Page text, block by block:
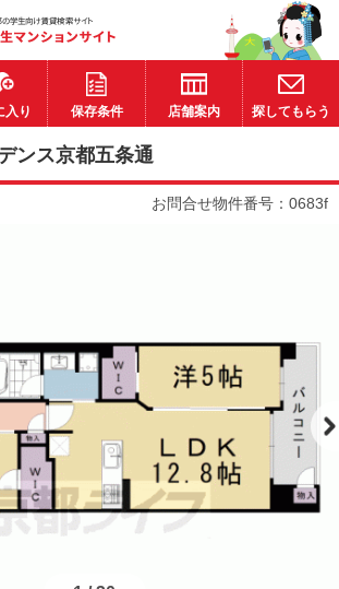
入り 保存条件 店舗案内 探してもらう
ンス京都五条通
お問合せ物件番号：0683f